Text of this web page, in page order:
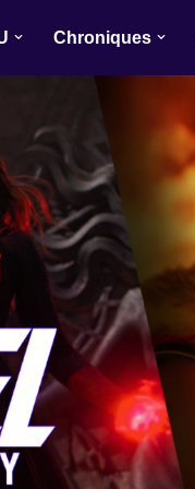
Chroniques